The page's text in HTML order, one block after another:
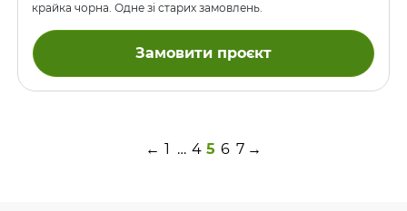
крайка чорна. Одне зі старих замовлень.
Замовити проєкт
← 1 … 4 5 6 7 →